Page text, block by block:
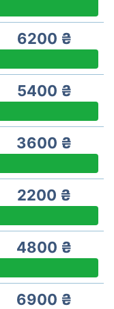
6200 ₴
5400 ₴
3600 ₴
2200 ₴
4800 ₴
6900 ₴